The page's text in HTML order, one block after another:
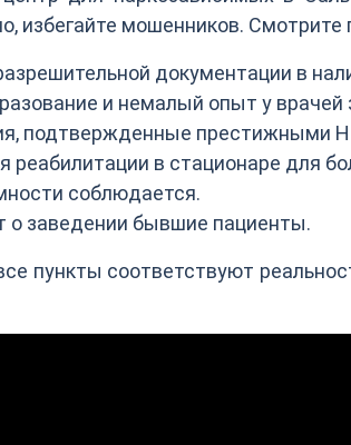
избегайте мошенников.
документации в
и немалый опыт у врачей
подтвержденные престижными
реабилитации в стационаре для
соблюдается.
о заведении бывшие пациенты.
пункты соответствуют